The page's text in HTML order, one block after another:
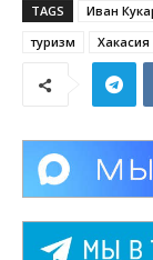
TAGS Иван
туризм
Хакасия